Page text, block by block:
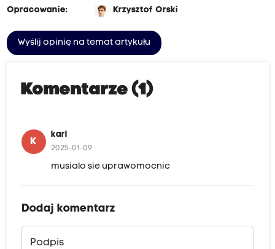
Opracowanie:
Krzysztof Orski
Wyślij opinię na temat artykułu
Komentarze (1)
K
karl
2025-01-09
musialo sie uprawomocnic
Dodaj komentarz
Podpis